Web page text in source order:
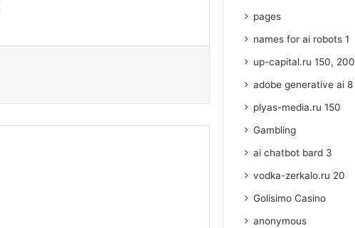
pages
names for ai robots 1
up-capital.ru 150, 200
adobe generative ai 8
plyas-media.ru 150
Gambling
ai chatbot bard 3
vodka-zerkalo.ru 20
Golisimo Casino
anonymous